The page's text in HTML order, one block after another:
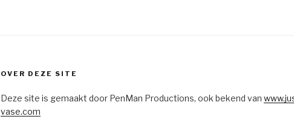
OVER DEZE SITE
Deze site is gemaakt door PenMan Productions, ook bekend van
vase.com